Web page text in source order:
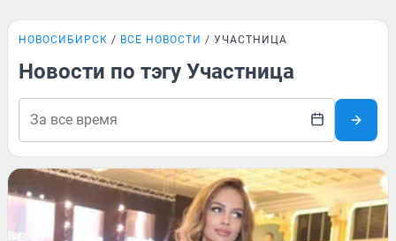
НОВОСИБИРСК ВСЕ НОВОСТИ УЧАСТНИЦА
Новости по тэгу Участница